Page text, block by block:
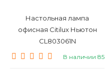
Настольная лампа
офисная Citilux Ньютон
CL803061N
В наличии 85